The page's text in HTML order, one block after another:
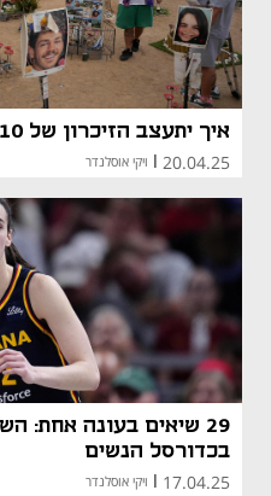
איך יתעצב הזיכרון של 7.10 בעולם החדש?
20.04.25 ויקי אוסלנדר
29 שיאים בעונה אחת:
בכדורסל הנשים
17.04.25 ויקי אוסלנדר